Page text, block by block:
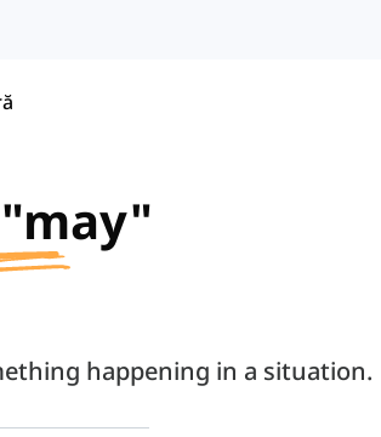
happening in a situation.